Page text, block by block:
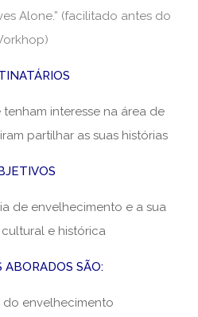
Alone.” (facilitado antes do
interesse na área de
partilhar as suas histórias
de envelhecimento e a sua
e histórica
ABORADOS SÃO:
do envelhecimento